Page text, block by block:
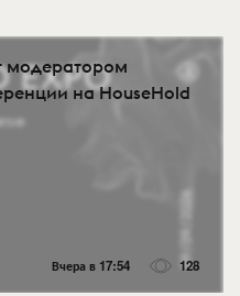
модератором
на HouseHold
Вчера в 17:54 128